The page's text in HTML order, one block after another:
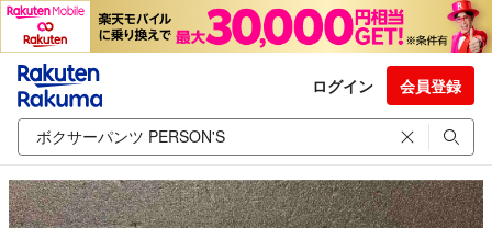
ログイン 会員登録